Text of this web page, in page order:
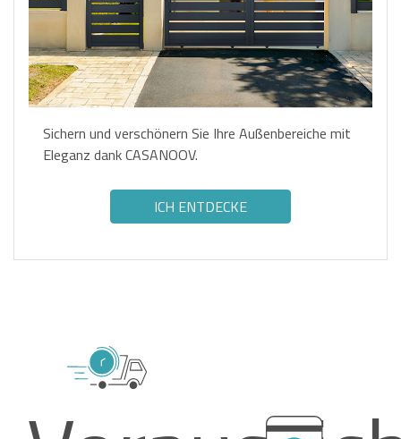
Sichern und verschönern Sie Ihre Außenbereiche mit
Eleganz dank CASANOOV.
ICH ENTDECKE